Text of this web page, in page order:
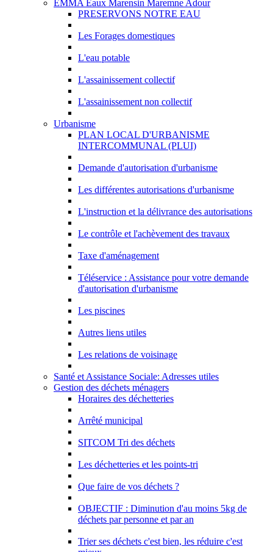
EMMA Eaux Marensin Maremne Adour
PRESERVONS NOTRE EAU
Les Forages domestiques
L'eau potable
L'assainissement collectif
L'assainissement non collectif
Urbanisme
PLAN LOCAL D'URBANISME
INTERCOMMUNAL (PLUI)
Demande d'autorisation d'urbanisme
Les différentes autorisations d'urbanisme
L'instruction et la délivrance des autorisations
Le contrôle et l'achèvement des travaux
Taxe d'aménagement
Téléservice : Assistance pour votre demande
d'autorisation d'urbanisme
Les piscines
Autres liens utiles
Les relations de voisinage
Santé et Assistance Sociale: Adresses utiles
Gestion des déchets ménagers
Horaires des déchetteries
Arrêté municipal
SITCOM Tri des déchets
Les déchetteries et les points-tri
Que faire de vos déchets ?
OBJECTIF : Diminution d'au moins 5kg de
déchets par personne et par an
Trier ses déchets c'est bien, les réduire c'est